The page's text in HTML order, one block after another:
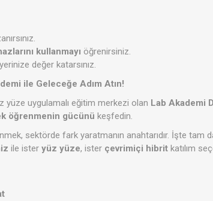
kullanmayı öğrenirsiniz.
değer katarsınız.
ile Geleceğe Adım Atın!
yüze uygulamalı eğitim merkezi olan Lab Akademi
öğrenmenin gücünü keşfedin.
sektörde fark yaratmanın anahtarıdır. İşte tam
ile isteryüz yüze, ister çevrimiçi hibrit katılım